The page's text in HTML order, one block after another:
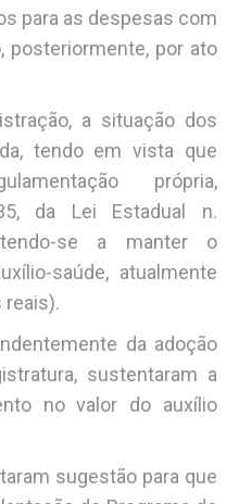
para as despesas com
posteriormente, por ato
a situação dos
tendo em vista que
própria,
da Lei Estadual n.
se a manter o
saúde, atualmente
reais).
da adoção
sustentaram a
no valor do auxílio
sugestão para que